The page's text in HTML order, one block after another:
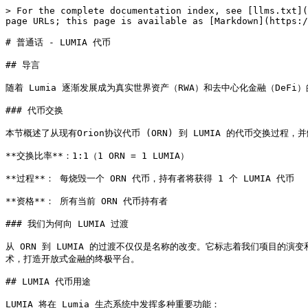
> For the complete documentation index, see [llms.txt](https://docs.lumia.org/llms.txt). Markdown versions of documentation pages are available by appending `.md` to page URLs; this page is available as [Markdown](https://docs.lumia.org/lumia/pu-tong-hua-lumia-dai-bi.md).

# 普通话 - LUMIA 代币

## 导言

随着 Lumia 逐渐发展成为真实世界资产（RWA）和去中心化金融（DeFi）的领先链，我们将推出一种新的原生代币： LUMIA。

### 代币交换

本节概述了从现有Orion协议代币 (ORN) 到 LUMIA 的代币交换过程，并解释了 LUMIA 将在 Lumia L2 生态系统中发挥的关键作用。

**交换比率**：1:1（1 ORN = 1 LUMIA）

**过程**： 每烧毁一个 ORN 代币，持有者将获得 1 个 LUMIA 代币

**资格**： 所有当前 ORN 代币持有者

### 我们为何向 LUMIA 过渡

从 ORN 到 LUMIA 的过渡不仅仅是名称的改变。它标志着我们项目的演变和生态系统的扩展。LUMIA 旨在成为 Lumia 网络的基石，提供更强的实用性，并符合我们对融合RWA 和 DeFi 平台的愿景，该平台将利用其独特的技术，打造开放式金融的终极平台。

## LUMIA 代币用途

LUMIA 将在 Lumia 生态系统中发挥多种重要功能：

**原生gas代币：** LUMIA 将用于支付 Lumia L2 网络上的交易费用，确保高效、具有成本效益的运营。该链本身继承了 EIP。

**治理：** LUMIA 代币持有者将有权参与 Lumia 平台的决策过程，对关键协议升级和参数更改进行投票。通过质押 LUMIA 代币，用户可以获得 veLUMIA（投票退出的 LUMIA），从而获得更强的治理权和潜在的奖励提升。

**节点质押：** LUMIA 将用于在网络节点中进行质押，允许代币持有者为网络安全做出贡献并获得奖励。

**提供流动性：** LUMIA 代币可用于整个 Lumia 生态系统的流动性池，使持有者能够赚取费用并参与网络的流动性提供机制等。

**获取高级功能：** 持有LUMIA可在Lumia网络上访问高级功能或享受手续费折扣，以及获得未来合作伙伴和生态系统的空投。

## LUMIA 在 Lumia 生态系统中的重要性

**激励对齐：** LUMIA 既是gas代币，也是治理代币，它将用户、开发者和网络参与者的利益结合在一起。

**经济安全：** LUMIA 在节点质押方面的作用增强了 Lumia 网络的经济安全性。

**生态系统增长：** LUMIA 的多方面功能鼓励用户长期持有并积极参与生态系统。

**RWA 集成：** LUMIA 将在促进平台上代币化真实世界资产的整合与交易方面发挥重要作用。

**可操作性：** 作为 Lumia 的原生代币，LUMIA 将成为跨链操作和流动性供给的中心。

## 代币经济学

**当前 ORN 代币供应量：** 92,631,255

**新的 LUMIA 代币供应量：** 238,888,888

**代币供应增加：** 146,257,633

### 供应增加的解释

最初的ORN代币经济学是在 2018 年根据Orion最初范围的需求而设计的，Orion是第一个也是唯一一个以去中心化方式聚合中心化和去中心化流动性的交易平台。2020年主网推出的Orion终端成功实现了这一目标。自那时起，代币分配方式以及维持健康代币经济所需的必要举措都发生了重大变化。

随着我们的项目重心转向现在的Lumia——这是首个专为真实世界资产（RWAs）提供深度流动性而设计的超高流动性二层扩容解决方案，我们需要制定完善的代币经济模型，以确保我们愿景的长期可持续性和稳定性。代币经济模型的变更对Lumia生态系统的短期和长期发展至关重要，原因有以下几点。

首先，对Lumia二层网络去中心化起关键作用的节点运营商，同时也增强了Lumia Stream的流动性网络。为激励他们的贡献，我们设立了每日代币奖励机制。这些奖励所需的代币数量已纳入可分配的新增代币供应中。

其次，我们将开展一些社区活动，如空投、赠款和其他 L2 常用的吸引和获取建设者/用户的方法。如果不采取这些措施，与业内其他成功的 L2 相比，我们就会处于非常不利的地位，因为其中许多 L2 都拥有全新的代币供应，这使得 Lumia 无法长期竞争和发展。

由于我们将社区和代币持有者放在首位，因此必须透明、负责任地分配新增供应量--因此，我们以确保 100% 的新增供应量分配给节点奖励、社区奖励、空投和其他社区建设奖励为荣。0% 分配给团队。新供应的代币归属期长达 20 年。

### 代币经济变革的根本必要性

1. **建立生态系统：**

随着 Lumia 从一个交易终端发展成为具有流动性协议的全面二层解决方案，增加代币供应是启动我们生态系统的关键。二层网络需要强大的激励机制来吸引用户、开发者和流动性提供商。更多代币将有助于：

* 向早期用户和集成链上的用户提供空投
* 为 Lumia L2 的开发人员提供基金资助
* 制定流动性挖矿计划，提高 DeFi 协议的流动性
* 奖励节点运营商、验证者和排序者，以实现我们二层的去中心化&#x20;

这些步骤对创建繁荣的L2生态系统至关重要，这也是我们长期成功和广泛采用的关键。

2. **流动性节点运营：**

Lumia Stream 功能整